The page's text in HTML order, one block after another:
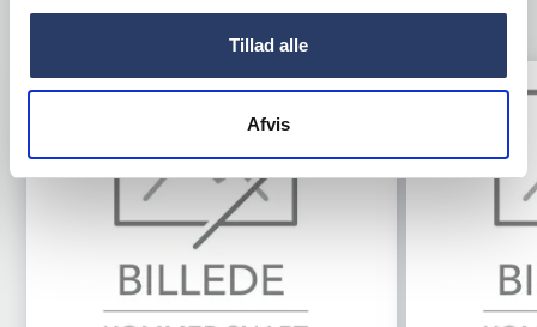
Tillad alle
Afvis
Tilbud Tilbud